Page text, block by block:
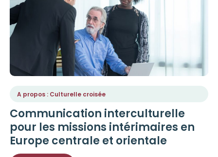
A propos : Culturelle croisée
Communication interculturelle
pour les missions intérimaires en
Europe centrale et orientale